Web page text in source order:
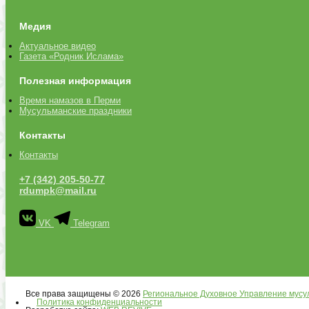
Медия
Актуальное видео
Газета «Родник Ислама»
Полезная информация
Время намазов в Перми
Мусульманские праздники
Контакты
Контакты
+7 (342) 205-50-77
rdumpk@mail.ru
VK Telegram
Все права защищены © 2026 Региональное Духовное Управление
Политика конфиденциальности